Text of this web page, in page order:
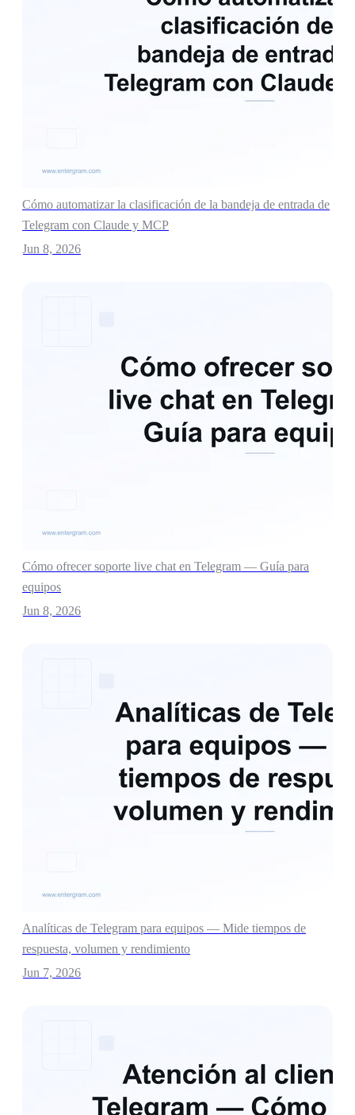
Cómo automatizar la clasificación de la bandeja de entrada de
Telegram con Claude y MCP
Jun 8, 2026
Cómo ofrecer soporte live chat en Telegram — Guía para
equipos
Jun 8, 2026
Analíticas de Telegram para equipos — Mide tiempos de
respuesta, volumen y rendimiento
Jun 7, 2026